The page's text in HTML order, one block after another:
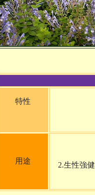
特性
用途
2.生性強